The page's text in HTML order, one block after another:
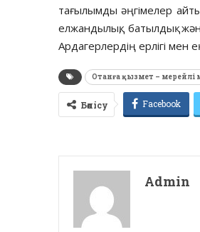
тағылымды әңгімелер
елжандылық, батылдық
Ардагерлердің ерлігі мен
Отанға қызмет – мерейлі
Бөлісу Facebook
Admin